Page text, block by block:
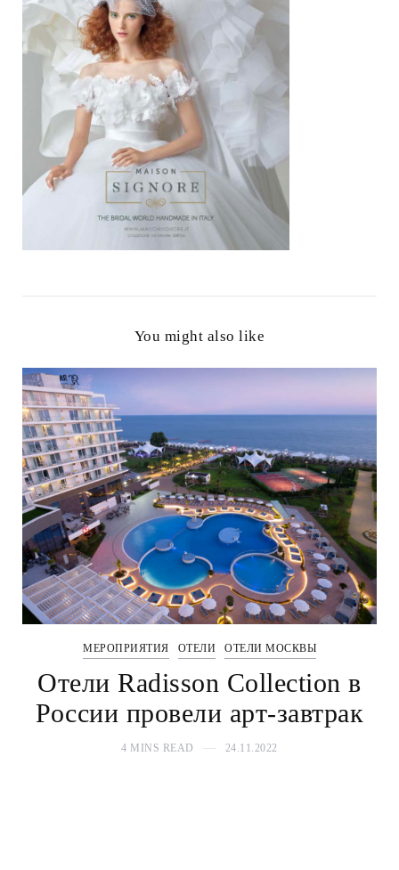
You might also like
МЕРОПРИЯТИЯ ОТЕЛИ ОТЕЛИ МОСКВЫ
Отели Radisson Collection в
России провели арт-завтрак
4 MINS READ 24.11.2022